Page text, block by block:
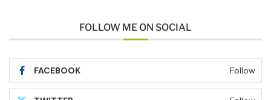
FOLLOW ME ON SOCIAL
FACEBOOK Follow